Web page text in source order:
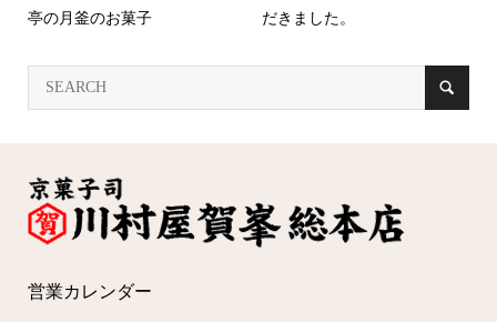
亭の月釜のお菓子
だきました。
営業カレンダー